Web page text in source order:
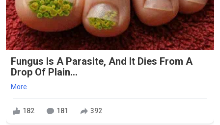
Fungus Is A Parasite, And It Dies From A
Drop Of Plain...
More
182 181 392